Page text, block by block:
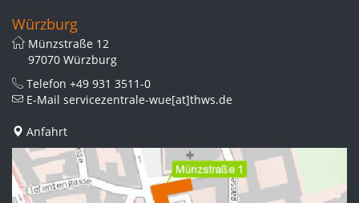
Würzburg
Münzstraße 12
97070 Würzburg
Telefon +49 931 3511-0
E-Mail servicezentrale-wue[at]thws.de
Anfahrt